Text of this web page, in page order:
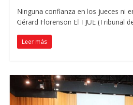
Ninguna confianza en los jueces ni
Gérard Florenson El TJUE (Tribunal
Leer más